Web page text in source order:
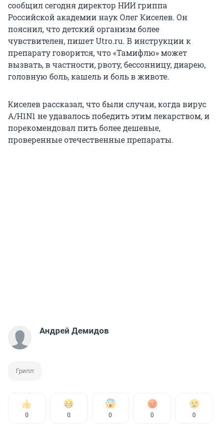
сообщил сегодня директор НИИ гриппа
Российской академии наук Олег Киселев. Он
пояснил, что детский организм более
чувствителен, пишет Utro.ru. В инструкции к
препарату говорится, что «Тамифлю» может
вызвать, в частности, рвоту, бессонницу, диарею,
головную боль, кашель и боль в животе.
Киселев рассказал, что были случаи, когда вирус
A/H1N1 не удавалось победить этим лекарством, и
порекомендовал пить более дешевые,
проверенные отечественные препараты.
Андрей Демидов
Грипп
0 0 0 0 0